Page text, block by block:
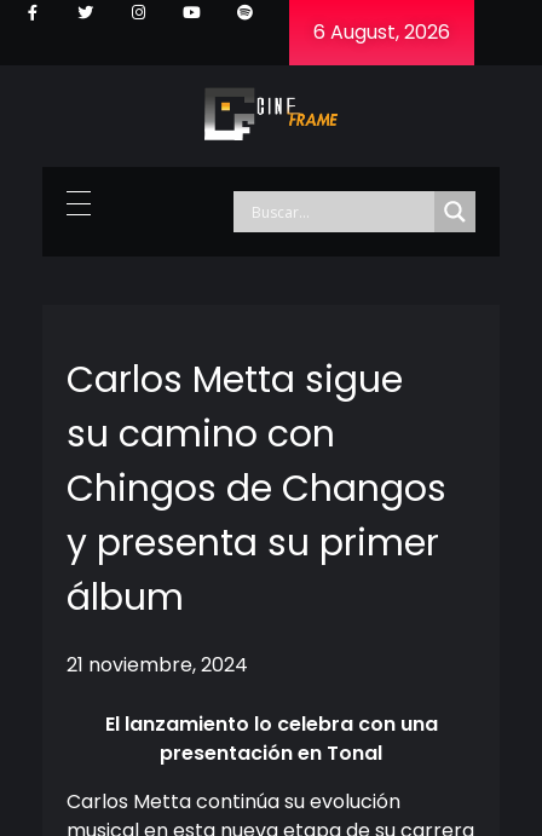
6 August, 2026
Carlos Metta sigue
su camino con
Chingos de Changos
y presenta su primer
álbum
21 noviembre, 2024
El lanzamiento lo celebra con una
presentación en Tonal
Carlos Metta continúa su evolución